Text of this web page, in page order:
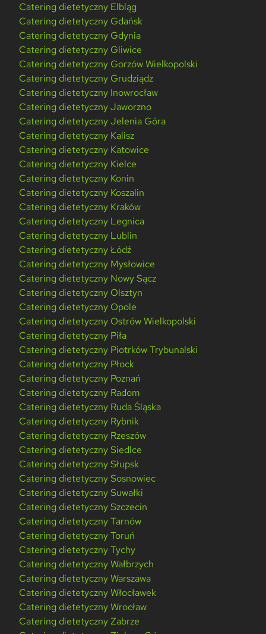
Catering dietetyczny Elbląg
Catering dietetyczny Gdańsk
Catering dietetyczny Gdynia
Catering dietetyczny Gliwice
Catering dietetyczny Gorzów Wielkopolski
Catering dietetyczny Grudziądz
Catering dietetyczny Inowrocław
Catering dietetyczny Jaworzno
Catering dietetyczny Jelenia Góra
Catering dietetyczny Kalisz
Catering dietetyczny Katowice
Catering dietetyczny Kielce
Catering dietetyczny Konin
Catering dietetyczny Koszalin
Catering dietetyczny Kraków
Catering dietetyczny Legnica
Catering dietetyczny Lublin
Catering dietetyczny Łódź
Catering dietetyczny Mysłowice
Catering dietetyczny Nowy Sącz
Catering dietetyczny Olsztyn
Catering dietetyczny Opole
Catering dietetyczny Ostrów Wielkopolski
Catering dietetyczny Piła
Catering dietetyczny Piotrków Trybunalski
Catering dietetyczny Płock
Catering dietetyczny Poznań
Catering dietetyczny Radom
Catering dietetyczny Ruda Śląska
Catering dietetyczny Rybnik
Catering dietetyczny Rzeszów
Catering dietetyczny Siedlce
Catering dietetyczny Słupsk
Catering dietetyczny Sosnowiec
Catering dietetyczny Suwałki
Catering dietetyczny Szczecin
Catering dietetyczny Tarnów
Catering dietetyczny Toruń
Catering dietetyczny Tychy
Catering dietetyczny Wałbrzych
Catering dietetyczny Warszawa
Catering dietetyczny Włocławek
Catering dietetyczny Wrocław
Catering dietetyczny Zabrze